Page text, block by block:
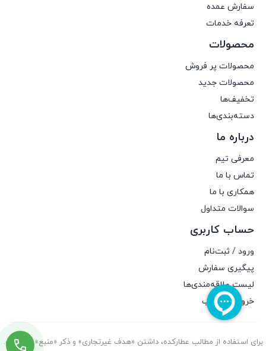
سفارش عمده
تعرفه خدمات
محصولات
محصولات پر فروش
محصولات جدید
تخفیف‌ها
دسته‌بندی‌ها
درباره ما
معرفی تیم
تماس با ما
همکاری با ما
سوالات متداول
حساب کاربری
ورود / ثبت‌نام
پیگیری سفارش
لیست علاقه‌مندی‌ها
خروج از حساب
برای استفاده از مطالب عطارکده، داشتن «هدف غیرتجاری» و ذکر «منبع» کافیست.